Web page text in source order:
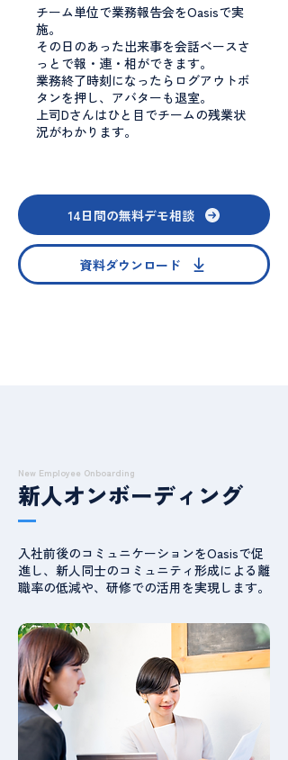
チーム単位で業務報告会をOasisで実
施。
その日のあった出来事を会話ベースさ
っとで報・連・相ができます。
業務終了時刻になったらログアウトボ
タンを押し、アバターも退室。
上司Dさんはひと目でチームの残業状
況がわかります。
14日間の無料デモ相談
資料ダウンロード
New Employee Onboarding
新人オンボーディング
入社前後のコミュニケーションをOasisで促
進し、新人同士のコミュニティ形成による離
職率の低減や、研修での活用を実現します。